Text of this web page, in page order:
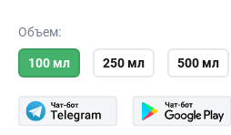
Объем:
100 мл 250 мл 500 мл